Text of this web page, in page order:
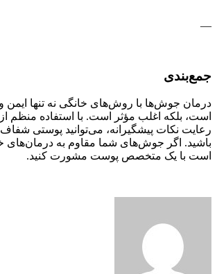
—
جمع‌بندی
درمان جوش‌ها با روش‌های خانگی نه تنها
است، بلکه اغلب مؤثر است. با استفاده منظم
رعایت نکات پیشگیرانه، می‌توانید پوستی
باشید. اگر جوش‌های شما مقاوم به درمان‌های
است با یک متخصص پوست مشورت کنید.